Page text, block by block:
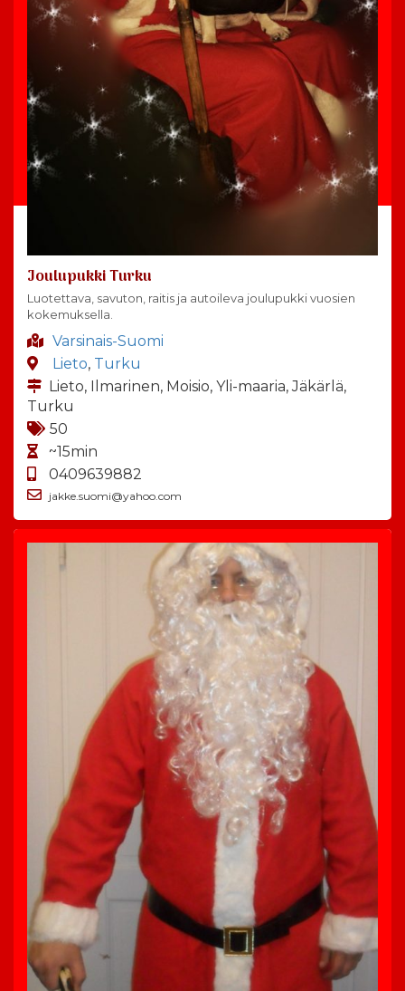
Joulupukki Turku
Luotettava, savuton, raitis ja autoileva joulupukki vuosien
kokemuksella.
Varsinais-Suomi
Lieto, Turku
Lieto, Ilmarinen, Moisio, Yli-maaria, Jäkärlä,
Turku
50
~15min
0409639882
jakke.suomi@yahoo.com